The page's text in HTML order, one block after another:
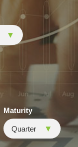
Maturity